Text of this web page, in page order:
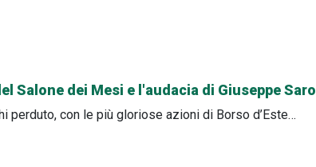
Salone dei Mesi e l'audacia di Giuseppe
con le più gloriose azioni di Borso d’Este…